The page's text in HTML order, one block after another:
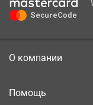
О компании
Помощь